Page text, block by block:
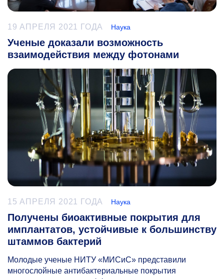
19 АПРЕЛЯ 2021 ГОДА Наука
Ученые доказали возможность
взаимодействия между фотонами
15 АПРЕЛЯ 2021 ГОДА Наука
Получены биоактивные покрытия для
имплантатов, устойчивые к большинству
штаммов бактерий
Молодые ученые НИТУ «МИСиС» представили
многослойные антибактериальные покрытия